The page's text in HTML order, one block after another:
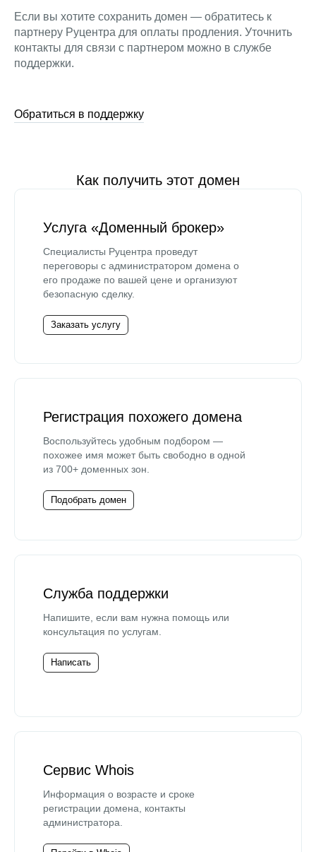
Если вы хотите сохранить домен — обратитесь к
партнеру Руцентра для оплаты продления. Уточнить
контакты для связи с партнером можно в службе
поддержки.
Обратиться в поддержку
Как получить этот домен
Услуга «Доменный брокер»
Специалисты Руцентра проведут
переговоры с администратором домена о
его продаже по вашей цене и организуют
безопасную сделку.
Заказать услугу
Регистрация похожего домена
Воспользуйтесь удобным подбором —
похожее имя может быть свободно в одной
из 700+ доменных зон.
Подобрать домен
Служба поддержки
Напишите, если вам нужна помощь или
консультация по услугам.
Написать
Сервис Whois
Информация о возрасте и сроке
регистрации домена, контакты
администратора.